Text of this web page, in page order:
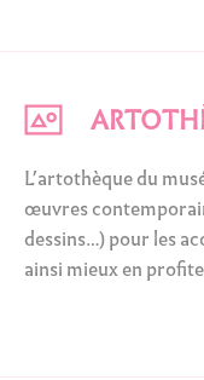
L’artothèque du
œuvres
dessins…) pour les
ainsi mieux en